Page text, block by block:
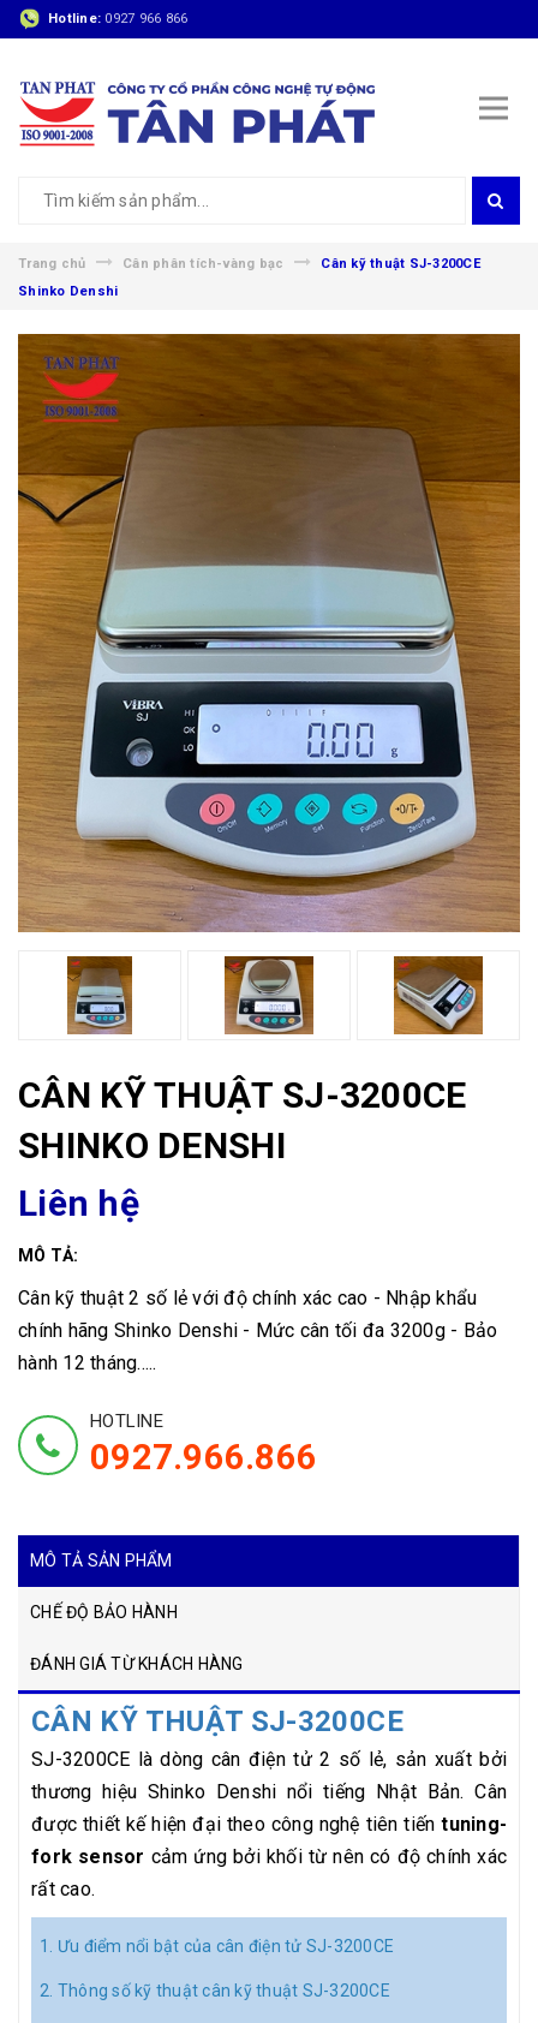
Hotline: 0927 966 866
Trang chủ Cân phân tích-vàng bạc
Cân kỹ thuật SJ-3200CE
Shinko Denshi
CÂN KỸ THUẬT SJ-3200CE
SHINKO DENSHI
Liên hệ
MÔ TẢ:
Cân kỹ thuật 2 số lẻ với độ chính xác cao - Nhập khẩu
chính hãng Shinko Denshi - Mức cân tối đa 3200g - Bảo
hành 12 tháng.....
HOTLINE
0927.966.866
MÔ TẢ SẢN PHẨM
CHẾ ĐỘ BẢO HÀNH
ĐÁNH GIÁ TỪ KHÁCH HÀNG
CÂN KỸ THUẬT SJ-3200CE
SJ-3200CE là dòng cân điện tử 2 số lẻ, sản xuất bởi
thương hiệu Shinko Denshi nổi tiếng Nhật Bản. Cân
được thiết kế hiện đại theo công nghệ tiên tiếntuning-
fork sensor cảm ứng bởi khối từ nên có độ chính xác
rất cao.
1. Ưu điểm nổi bật của cân điện tử SJ-3200CE
2. Thông số kỹ thuật cân kỹ thuật SJ-3200CE